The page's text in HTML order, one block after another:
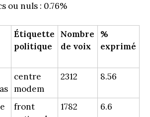
ou nuls : 0.76%
Étiquette
politique
Nombre
de voix
%
exprimé
centre
modem
2312 8.56
front
1782 6.6